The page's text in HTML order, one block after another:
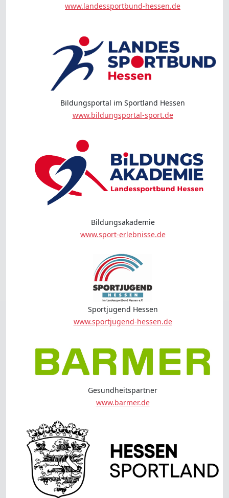
www.landessportbund-hessen.de
Bildungsportal im Sportland Hessen
www.bildungsportal-sport.de
Bildungsakademie
www.sport-erlebnisse.de
Sportjugend Hessen
www.sportjugend-hessen.de
Gesundheitspartner
www.barmer.de